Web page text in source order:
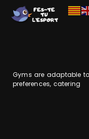
Gyms are adaptable
preferences, catering